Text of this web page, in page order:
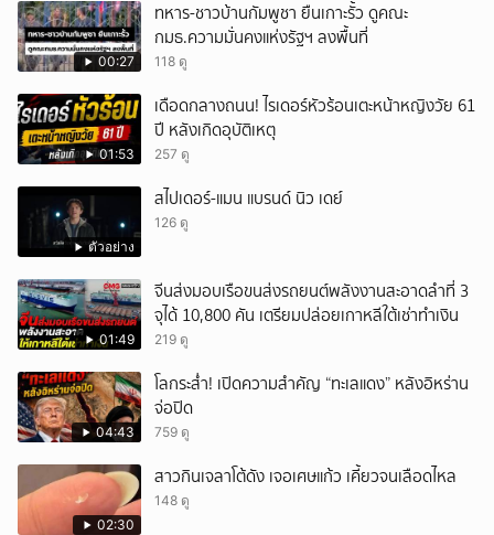
00:27
ทหาร-ชาวบ้านกัมพูชา ยืนเกาะรั้ว ดูคณะ
กมธ.ความมั่นคงแห่งรัฐฯ ลงพื้นที่
118 ดู
01:53
เดือดกลางถนน! ไรเดอร์หัวร้อนเตะหน้าหญิงวัย 61
ปี หลังเกิดอุบัติเหตุ
257 ดู
ตัวอย่าง
สไปเดอร์-แมน แบรนด์ นิว เดย์
126 ดู
01:49
จีนส่งมอบเรือขนส่งรถยนต์พลังงานสะอาดลำที่ 3
จุได้ 10,800 คัน เตรียมปล่อยเกาหลีใต้เช่าทำเงิน
219 ดู
04:43
โลกระส่ำ! เปิดความสำคัญ “ทะเลแดง” หลังอิหร่าน
จ่อปิด
759 ดู
02:30
สาวกินเจลาโต้ดัง เจอเศษแก้ว เคี้ยวจนเลือดไหล
148 ดู